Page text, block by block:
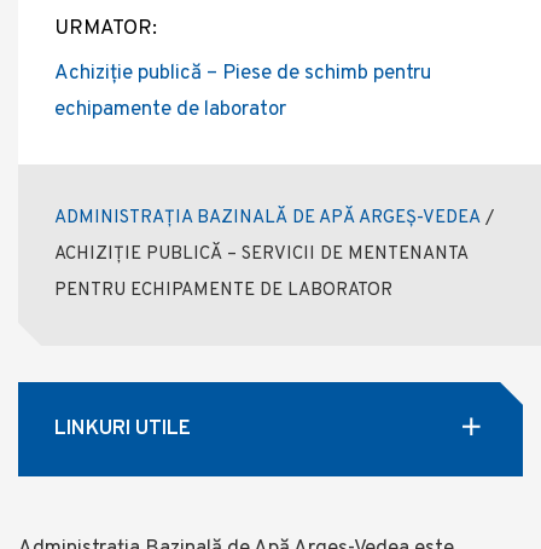
URMATOR:
Achiziție publică – Piese de schimb pentru
echipamente de laborator
ADMINISTRAȚIA BAZINALĂ DE APĂ ARGEȘ-VEDEA /
ACHIZIȚIE PUBLICĂ – SERVICII DE MENTENANTA
PENTRU ECHIPAMENTE DE LABORATOR
LINKURI UTILE